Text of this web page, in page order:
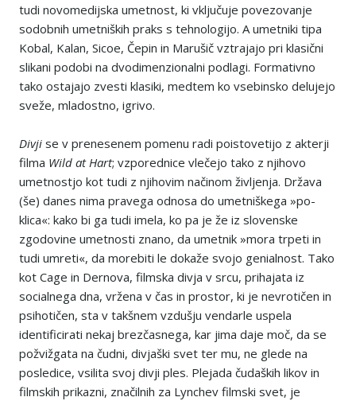
tudi novomedijska umetnost, ki vključuje povezovanje
sodobnih umetniških praks s tehnologijo. A umetniki tipa
Kobal, Kalan, Sicoe, Čepin in Marušič vztrajajo pri klasični
slikani podobi na dvodimenzionalni podlagi. Formativno
tako ostajajo zvesti klasiki, medtem ko vsebinsko delujejo
sveže, mladostno, igrivo.
Divji se v prenesenem pomenu radi poistovetijo z akterji
filma Wild at Hart; vzporednice vlečejo tako z njihovo
umetnostjo kot tudi z njihovim načinom življenja. Država
(še) danes nima pravega odnosa do umetniškega »po-
klica«: kako bi ga tudi imela, ko pa je že iz slovenske
zgodovine umetnosti znano, da umetnik »mora trpeti in
tudi umreti«, da morebiti le dokaže svojo genialnost. Tako
kot Cage in Dernova, filmska divja v srcu, prihajata iz
socialnega dna, vržena v čas in prostor, ki je nevrotičen in
psihotičen, sta v takšnem vzdušju vendarle uspela
identificirati nekaj brezčasnega, kar jima daje moč, da se
požvižgata na čudni, divjaški svet ter mu, ne glede na
posledice, vsilita svoj divji ples. Plejada čudaških likov in
filmskih prikazni, značilnih za Lynchev filmski svet, je